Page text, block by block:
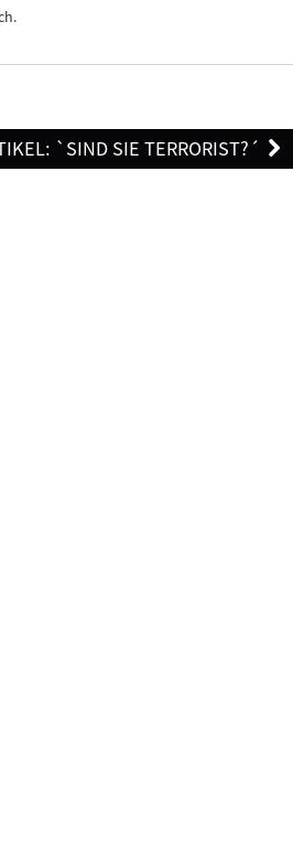
`SIND SIE TERRORIST?´